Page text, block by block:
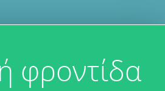
φροντίδα